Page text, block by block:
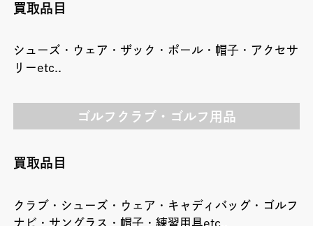
買取品目
シューズ・ウェア・ザック・ポール・帽子・アクセサ
リーetc..
ゴルフクラブ・ゴルフ用品
買取品目
クラブ・シューズ・ウェア・キャディバッグ・ゴルフ
ナビ・サングラス・帽子・練習用具etc..